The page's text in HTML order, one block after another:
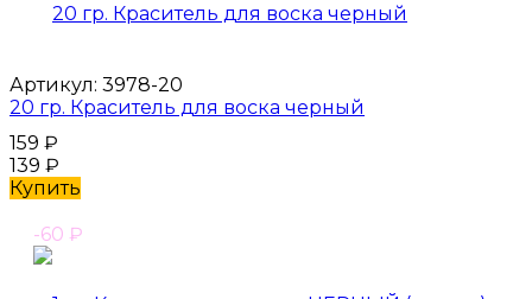
Артикул: 3978-20
20 гр. Краситель для воска черный
159 ₽
139 ₽
Купить
-60 ₽